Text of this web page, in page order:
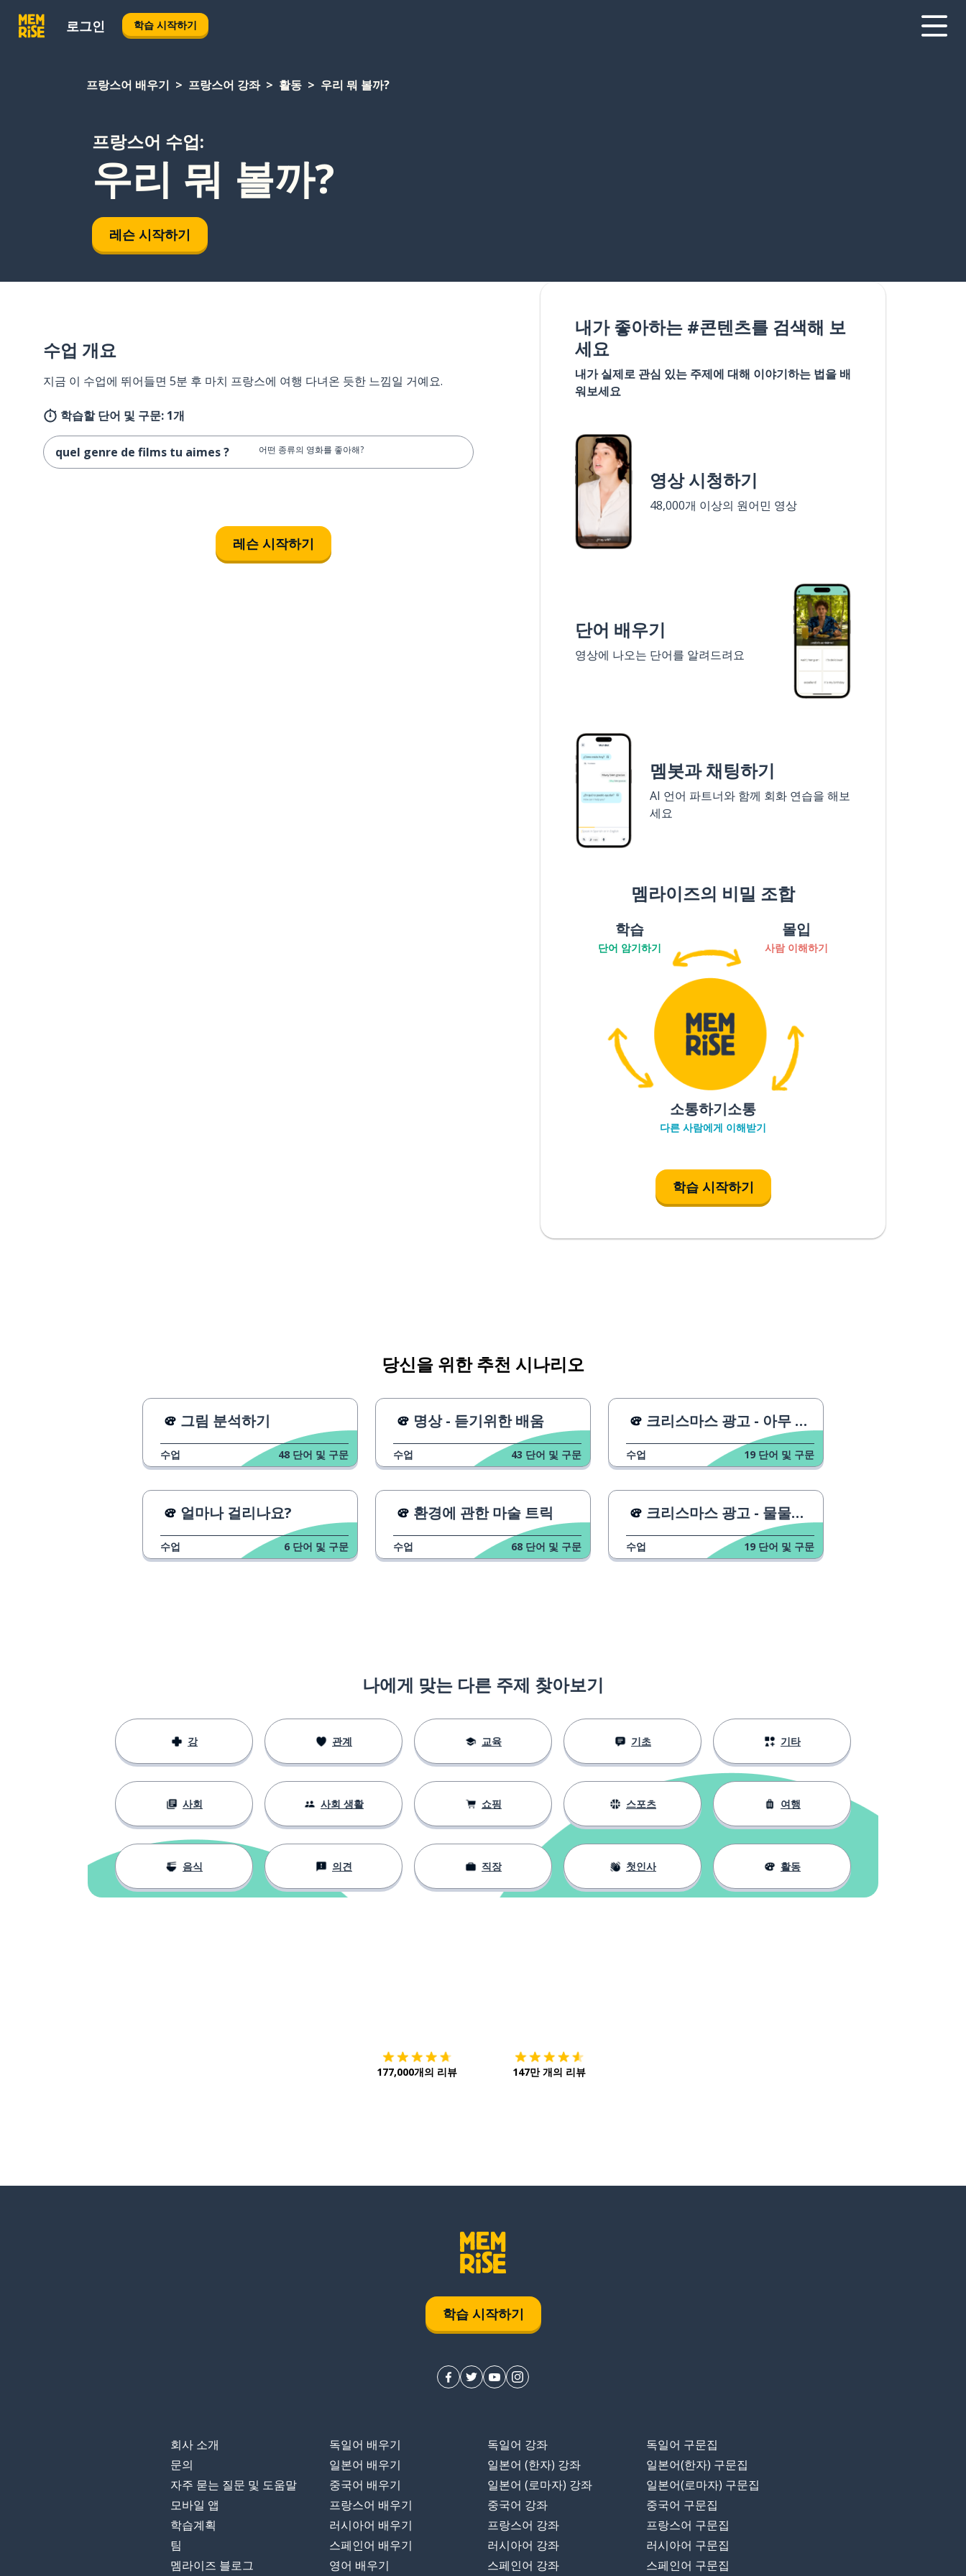
로그인 학습 시작하기
프랑스어 배우기 프랑스어 강좌 활동 우리 뭐 볼까?
프랑스어 수업:
우리 뭐 볼까?
레슨 시작하기
수업 개요
지금 이 수업에 뛰어들면 5분 후 마치 프랑스에 여행 다녀온 듯한 느낌일 거예요.
학습할 단어 및 구문: 1개
quel genre de films tu aimes ? 어떤 종류의 영화를 좋아해?
레슨 시작하기
내가 좋아하는 #콘텐츠를 검색해 보
세요
내가 실제로 관심 있는 주제에 대해 이야기하는 법을 배
워보세요
영상 시청하기
48,000개 이상의 원어민 영상
단어 배우기
영상에 나오는 단어를 알려드려요
멤봇과 채팅하기
AI 언어 파트너와 함께 회화 연습을 해보
세요
멤라이즈의 비밀 조합
학습
단어 암기하기
몰입
사람 이해하기
소통하기소통
다른 사람에게 이해받기
학습 시작하기
당신을 위한 추천 시나리오
그림 분석하기
수업 48 단어 및 구문
명상 - 듣기위한 배움
수업 43 단어 및 구문
크리스마스 광고 - 아무 것도 원하지 않아요
수업 19 단어 및 구문
얼마나 걸리나요?
수업 6 단어 및 구문
환경에 관한 마술 트릭
수업 68 단어 및 구문
크리스마스 광고 - 물물교환
수업 19 단어 및 구문
나에게 맞는 다른 주제 찾아보기
강 관계 교육 기초 기타
사회 사회 생활 쇼핑 스포츠 여행
음식 의견 직장 첫인사 활동
177,000개의 리뷰 147만 개의 리뷰
학습 시작하기
회사 소개
문의
자주 묻는 질문 및 도움말
모바일 앱
학습계획
팀
멤라이즈 블로그
독일어 배우기
일본어 배우기
중국어 배우기
프랑스어 배우기
러시아어 배우기
스페인어 배우기
영어 배우기
독일어 강좌
일본어 (한자) 강좌
일본어 (로마자) 강좌
중국어 강좌
프랑스어 강좌
러시아어 강좌
스페인어 강좌
독일어 구문집
일본어(한자) 구문집
일본어(로마자) 구문집
중국어 구문집
프랑스어 구문집
러시아어 구문집
스페인어 구문집